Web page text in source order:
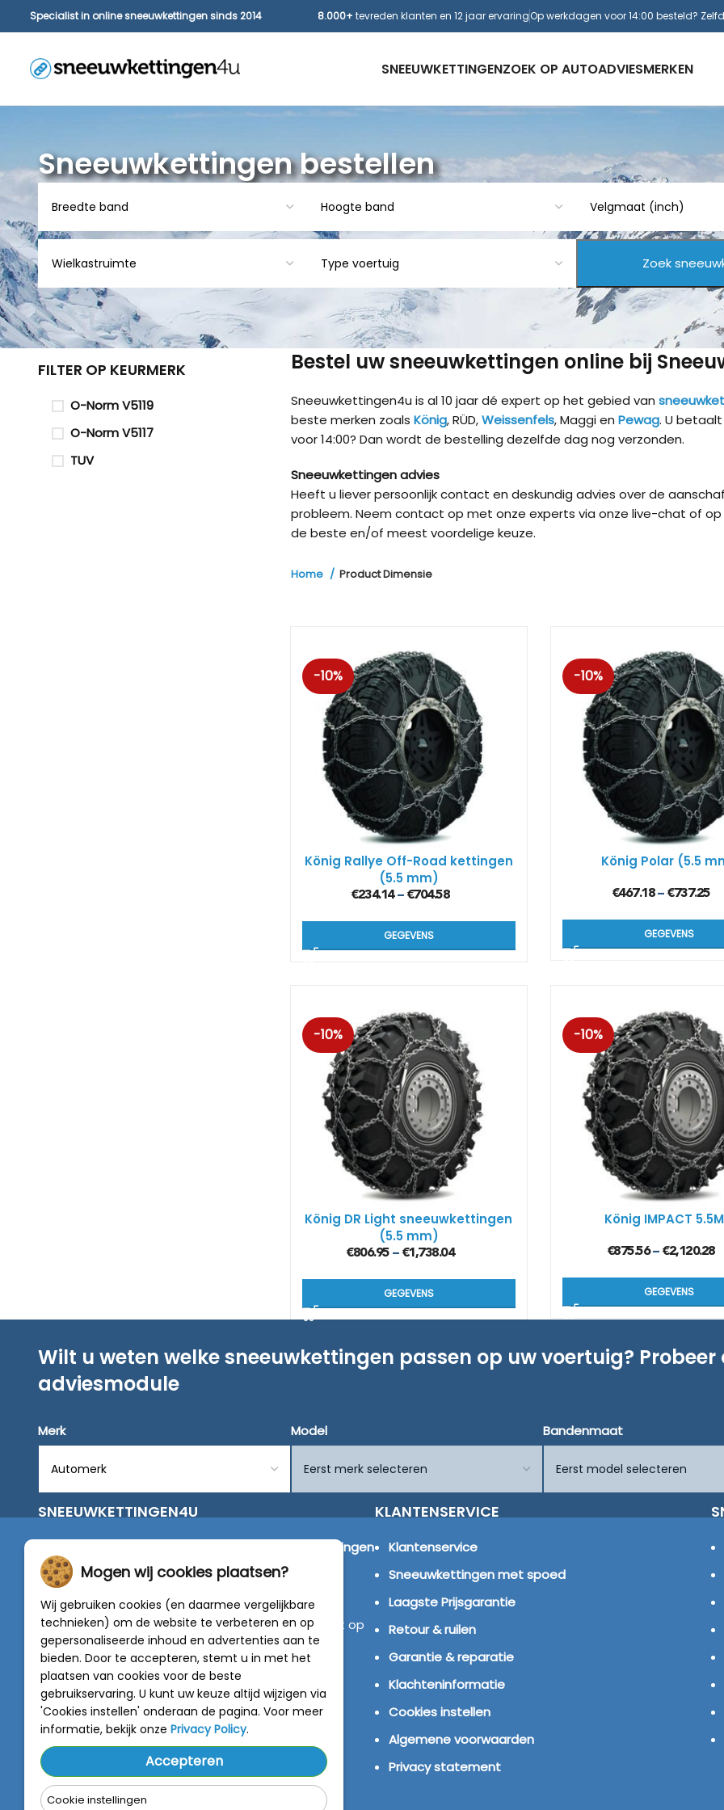
Specialist in online sneeuwkettingen sinds 2014 8.000+ tevreden klanten en 12 jaar ervaringOp werkdagen voor 14:00 besteld?
SNEEUWKETTINGENZOEK OP AUTOADVIESMERKEN
4×4
Sneeuwkettingen bestellen
Bestel uw sneeuwkettingen online bij
Sneeuwkettingen4u is al 10 jaar dé expert op het gebied van
beste merken zoals König, RÜD,Weissenfels, Maggi en Pewag. U
voor 14:00? Dan wordt de bestelling dezelfde dag nog verzonden.
Sneeuwkettingen advies
Heeft u liever persoonlijk contact en deskundig advies over de
probleem. Neem contact op met onze experts via onze live-chat of op
de beste en/of meest voordelige keuze.
Home Product Dimensie
-10%
König Rallye Off-Road kettingen
(5.5 mm)
€234.14– €704.58
GEGEVENS
-10%
König Polar (5.5
€467.18–€737.25
GEGEVENS
-10%
König DR Light sneeuwkettingen
(5.5 mm)
€806.95– €1,738.04
GEGEVENS
-10%
König IMPACT
€875.56–€2,120.28
GEGEVENS
FILTER OP KEURMERK
O-Norm V5119
O-Norm V5117
TUV
Wilt u weten welke sneeuwkettingen passen op uw voertuig?
adviesmodule
Merk Model Bandenmaat
SNEEUWKETTINGEN4U
sneeuwkettingen
van alleen de beste merken zoals Pewag, König,
Weissenfels, Maggi en RÜD.
Vragen of graag persoonlijk advies? Neem contact op
met onze experts :0318 - 250030
4.5 van 5
van788 beoordelingen
KLANTENSERVICE
Klantenservice
Sneeuwkettingen met spoed
Laagste Prijsgarantie
Retour & ruilen
Garantie & reparatie
Klachteninformatie
Cookies instellen
Algemene voorwaarden
Privacy statement
Mogen wij cookies plaatsen?
Wij gebruiken cookies (en daarmee vergelijkbare
technieken) om de website te verbeteren en op
gepersonaliseerde inhoud en advertenties aan te
bieden. Door te accepteren, stemt u in met het
plaatsen van cookies voor de beste
gebruikservaring. U kunt uw keuze altijd wijzigen via
'Cookies instellen' onderaan de pagina. Voor meer
informatie, bekijk onze Privacy Policy.
Accepteren
Cookie instellingen